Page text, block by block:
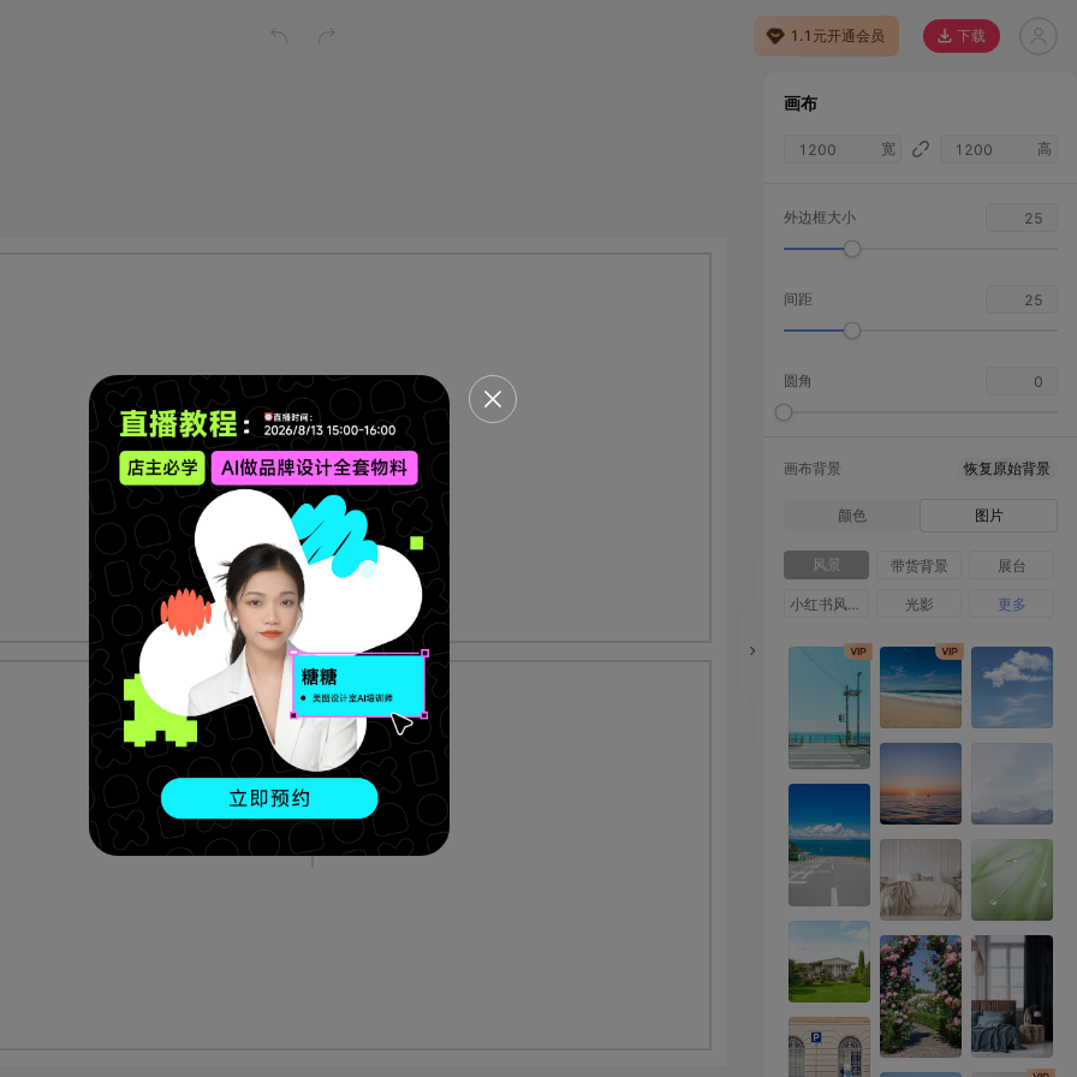
1.1元开通会员 下载
画布
宽 高
外边框大小
间距
圆角
画布背景 恢复原始背景
颜色 图片
风景 带货背景 展台
小红书风格背景 光影 更多